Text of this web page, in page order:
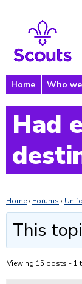
Home Who
Had
Home› Forums ›
This
Viewing 15 posts - 1